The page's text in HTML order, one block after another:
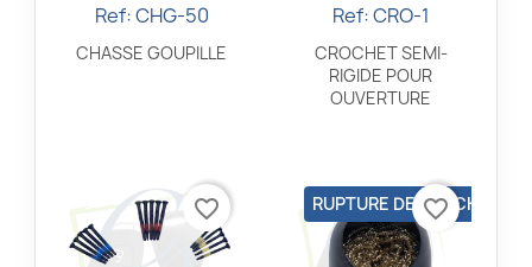
Aperçu rapide
Ref: CHG-50
CHASSE GOUPILLE
Aperçu rapide
Ref: CRO-1
CROCHET SEMI-
RIGIDE POUR
OUVERTURE
favorite_border RUPTURE DE STOCK
favorite_border